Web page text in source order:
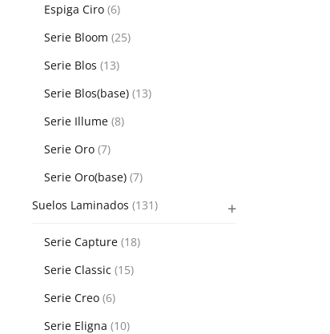
Espiga Ciro (6)
Serie Bloom (25)
Serie Blos (13)
Serie Blos(base) (13)
Serie Illume (8)
Serie Oro (7)
Serie Oro(base) (7)
Suelos Laminados (131)
Serie Capture (18)
Serie Classic (15)
Serie Creo (6)
Serie Eligna (10)